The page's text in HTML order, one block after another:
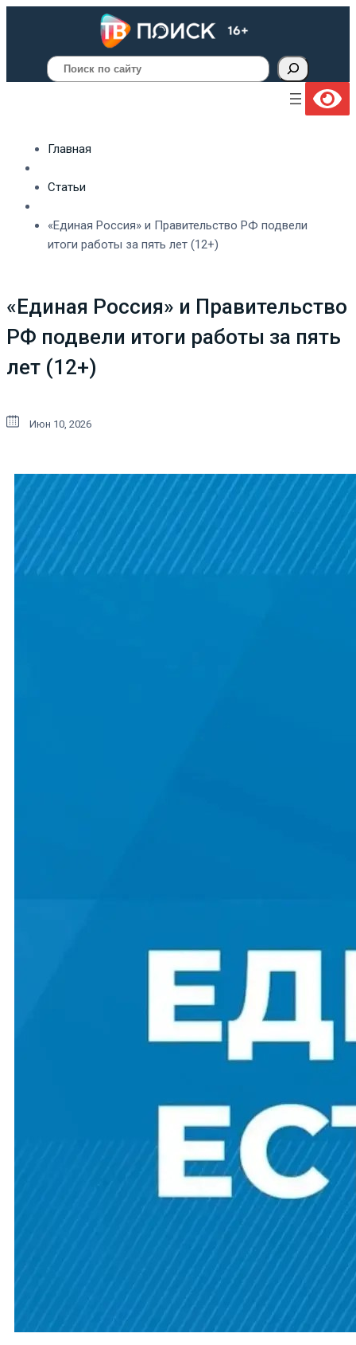
Поиск
Главная
Статьи
«Единая Россия» и Правительство РФ подвели
итоги работы за пять лет (12+)
«Единая Россия» и Правительство
РФ подвели итоги работы за пять
лет (12+)
Июн 10, 2026